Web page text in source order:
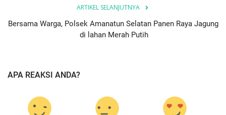
ARTIKEL SELANJUTNYA
Bersama Warga, Polsek Amanatun Selatan Panen Raya Jagung
di lahan Merah Putih
APA REAKSI ANDA?